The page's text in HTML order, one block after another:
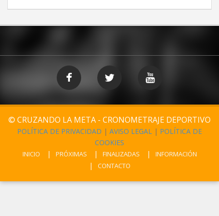
© CRUZANDO LA META - CRONOMETRAJE DEPORTIVO
POLÍTICA DE PRIVACIDAD | AVISO LEGAL | POLÍTICA DE
COOKIES
INICIO PRÓXIMAS FINALIZADAS
INFORMACIÓN
CONTACTO